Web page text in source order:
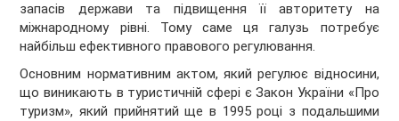
запасів держави та підвищення її авторитету на
міжнародному рівні. Тому саме ця галузь потребує
найбільш ефективного правового регулювання.
Основним нормативним актом, який регулює відносини,
що виникають в туристичній сфері є Закон України «Про
туризм», який прийнятий ще в 1995 році з подальшими